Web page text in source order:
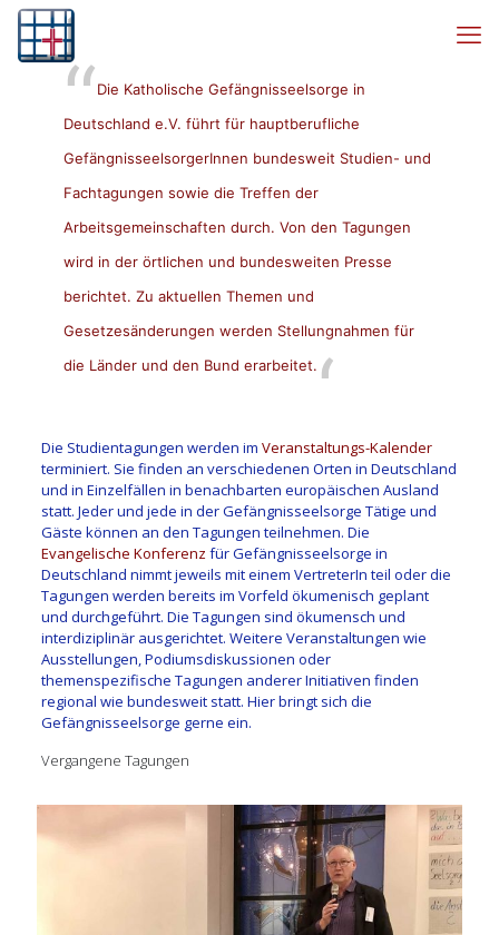
Die Katholische Gefängnisseelsorge in
Deutschland e.V. führt für hauptberufliche
GefängnisseelsorgerInnen bundesweit Studien- und
Fachtagungen sowie die Treffen der
Arbeitsgemeinschaften durch. Von den Tagungen
wird in der örtlichen und bundesweiten Presse
berichtet. Zu aktuellen Themen und
Gesetzesänderungen werden Stellungnahmen für
die Länder und den Bund erarbeitet.
Die Studientagungen werden im Veranstaltungs-Kalender
terminiert. Sie finden an verschiedenen Orten in Deutschland
und in Einzelfällen in benachbarten europäischen Ausland
statt. Jeder und jede in der Gefängnisseelsorge Tätige und
Gäste können an den Tagungen teilnehmen. Die
Evangelische Konferenz für Gefängnisseelsorge in
Deutschland nimmt jeweils mit einem VertreterIn teil oder die
Tagungen werden bereits im Vorfeld ökumenisch geplant
und durchgeführt. Die Tagungen sind ökumensch und
interdiziplinär ausgerichtet. Weitere Veranstaltungen wie
Ausstellungen, Podiumsdiskussionen oder
themenspezifische Tagungen anderer Initiativen finden
regional wie bundesweit statt. Hier bringt sich die
Gefängnisseelsorge gerne ein.
Vergangene Tagungen